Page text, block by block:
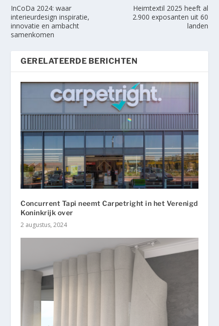
InCoDa 2024: waar
interieurdesign inspiratie,
innovatie en ambacht
samenkomen
Heimtextil 2025 heeft al
2.900 exposanten uit 60
landen
GERELATEERDE BERICHTEN
Concurrent Tapi neemt Carpetright in het Verenigd
Koninkrijk over
2 augustus, 2024